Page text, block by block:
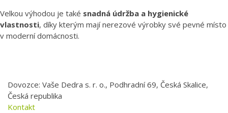
Velkou výhodou je také snadná údržba a hygienické
vlastnosti, díky kterým mají nerezové výrobky své pevné místo
v moderní domácnosti.
Dovozce: Vaše Dedra s. r. o., Podhradní 69, Česká Skalice,
Česká republika
Kontakt